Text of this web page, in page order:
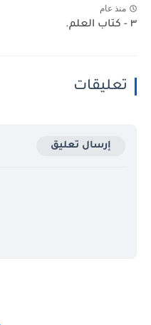
منذ عام
٣ - كتاب العلم.
تعليقات
إرسال تعليق